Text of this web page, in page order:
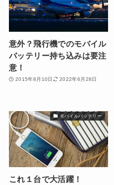
意外？飛行機でのモバイル
バッテリー持ち込みは要注
意！
2015年8月10日 2022年6月28日
モバイルバッテリー
これ１台で大活躍！